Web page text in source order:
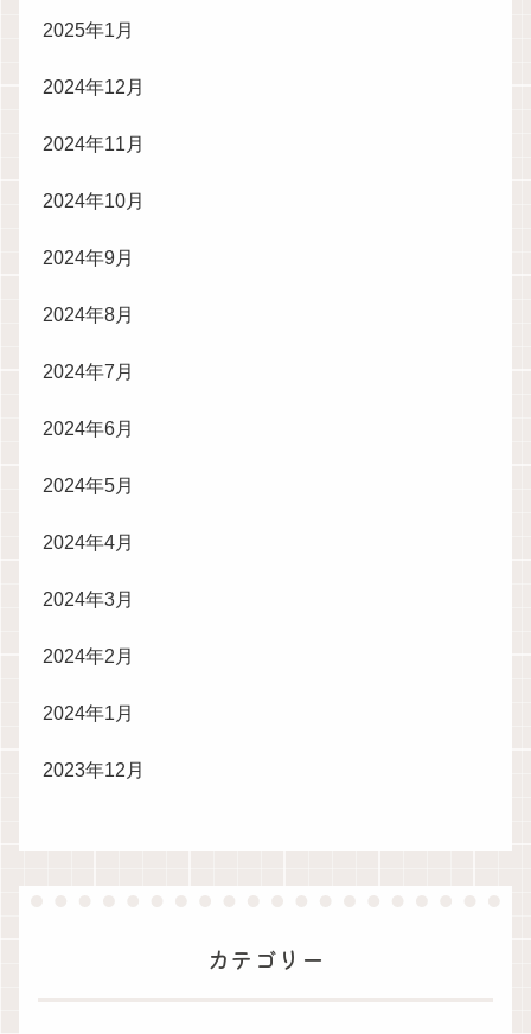
2025年1月
2024年12月
2024年11月
2024年10月
2024年9月
2024年8月
2024年7月
2024年6月
2024年5月
2024年4月
2024年3月
2024年2月
2024年1月
2023年12月
カテゴリー